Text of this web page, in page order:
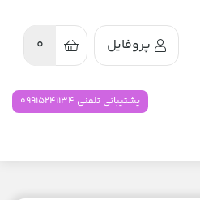
پروفایل 0
پشتیبانی تلفنی 09915241134